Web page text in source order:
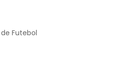
Futebol